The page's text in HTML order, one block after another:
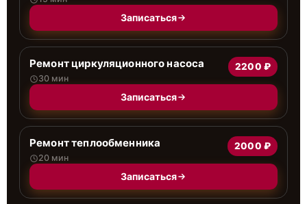
Записаться
Ремонт циркуляционного насоса
30 мин
2200 ₽
Записаться
Ремонт теплообменника
20 мин
2000 ₽
Записаться